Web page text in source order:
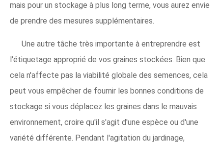
mais pour un stockage à plus long terme, vous aurez envie
de prendre des mesures supplémentaires.
Une autre tâche très importante à entreprendre est
l'étiquetage approprié de vos graines stockées. Bien que
cela n'affecte pas la viabilité globale des semences, cela
peut vous empêcher de fournir les bonnes conditions de
stockage si vous déplacez les graines dans le mauvais
environnement, croire qu'il s'agit d'une espèce ou d'une
variété différente. Pendant l'agitation du jardinage,